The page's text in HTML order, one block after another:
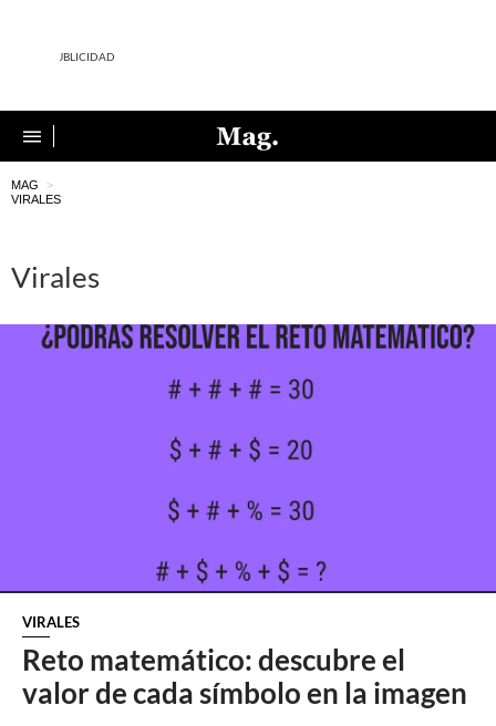
MAG
>
VIRALES
Virales
VIRALES
Reto matemático: descubre el
valor de cada símbolo en la imagen